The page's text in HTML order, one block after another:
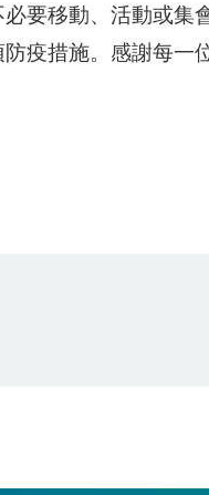
要移動、活動或集
疫措施。感謝每一